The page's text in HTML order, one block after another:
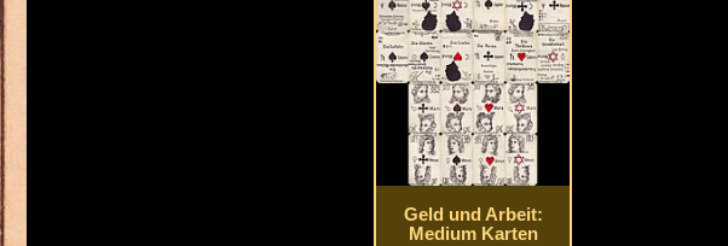
Geld und Arbeit:
Medium Karten